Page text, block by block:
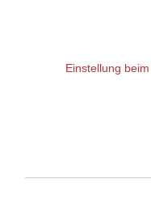
Einstellung